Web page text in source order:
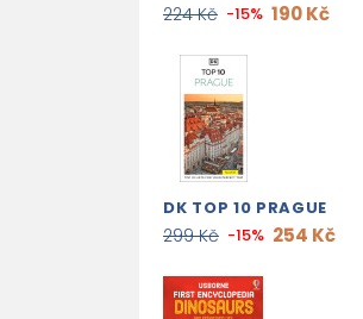
224 Kč -15% 190 Kč
DK TOP 10 PRAGUE
299 Kč -15% 254 Kč